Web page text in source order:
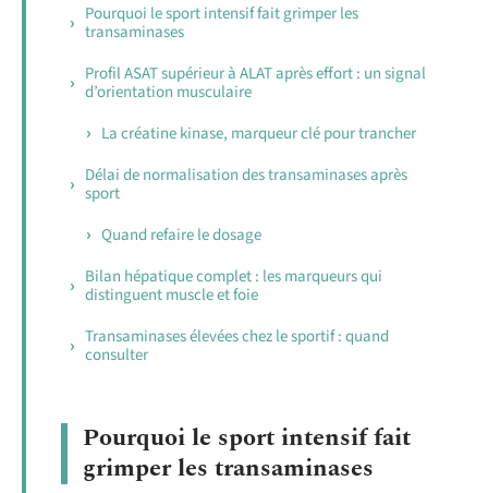
Pourquoi le sport intensif fait grimper les
transaminases
Profil ASAT supérieur à ALAT après effort : un signal
d’orientation musculaire
La créatine kinase, marqueur clé pour trancher
Délai de normalisation des transaminases après
sport
Quand refaire le dosage
Bilan hépatique complet : les marqueurs qui
distinguent muscle et foie
Transaminases élevées chez le sportif : quand
consulter
Pourquoi le sport intensif fait
grimper les transaminases